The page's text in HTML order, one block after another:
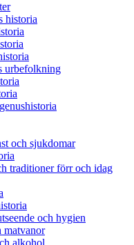
historia
urbefolkning
och sjukdomar
traditioner förr och idag
och hygien
matvanor
alkohol